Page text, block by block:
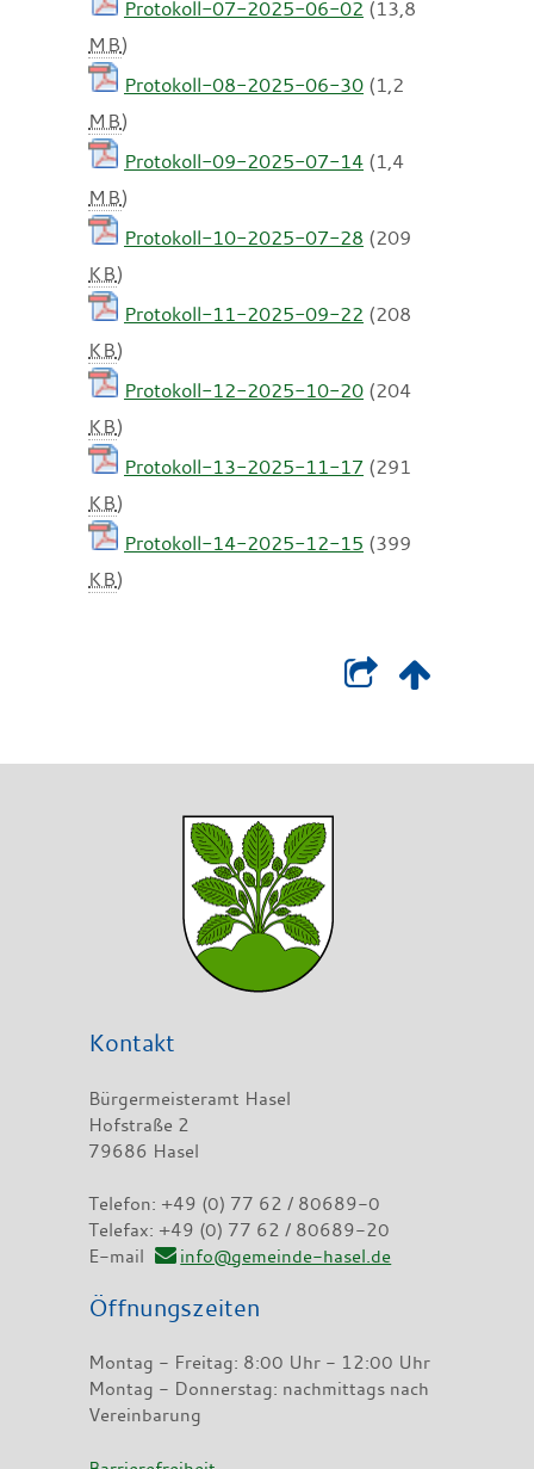
Protokoll-07-2025-06-02 (13,8
MB)
Protokoll-08-2025-06-30 (1,2
MB)
Protokoll-09-2025-07-14 (1,4
MB)
Protokoll-10-2025-07-28 (209
KB)
Protokoll-11-2025-09-22 (208
KB)
Protokoll-12-2025-10-20 (204
KB)
Protokoll-13-2025-11-17 (291
KB)
Protokoll-14-2025-12-15 (399
KB)
Kontakt
Bürgermeisteramt Hasel
Hofstraße 2
79686 Hasel
Telefon: +49 (0) 77 62 / 80689-0
Telefax: +49 (0) 77 62 / 80689-20
E-mail
info@gemeinde-hasel.de
Öffnungszeiten
Montag - Freitag: 8:00 Uhr - 12:00 Uhr
Montag - Donnerstag: nachmittags nach
Vereinbarung